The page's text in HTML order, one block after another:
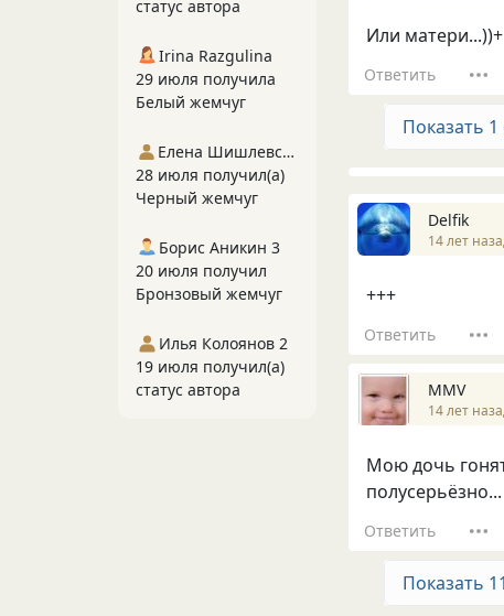
Или матери...))+
Ответить
Показать 1
Delfik
14 лет
+++
Ответить
MMV
14 лет
Мою дочь
полусерьёзно...
Ответить
Показать
статус автора
Irina Razgulina
29 июля получила
Белый жемчуг
Елена Шишлевская
28 июля получил(а)
Черный жемчуг
Борис Аникин 3
20 июля получил
Бронзовый жемчуг
Илья Колоянов 2
19 июля получил(а)
статус автора